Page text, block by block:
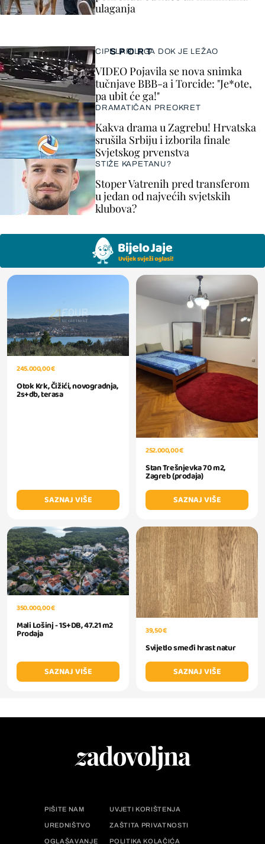
SPORT
CIPELARILI GA DOK JE LEŽAO
VIDEO Pojavila se nova snimka
tučnjave BBB-a i Torcide: "Je*ote,
pa ubit će ga!"
DRAMATIČAN PREOKRET
Kakva drama u Zagrebu! Hrvatska
srušila Srbiju i izborila finale
Svjetskog prvenstva
STIŽE KAPETANU?
Stoper Vatrenih pred transferom
u jedan od najvećih svjetskih
klubova?
ulaganja
245.000,00 €
Otok Krk, Čižići, novogradnja,
2s+db, terasa
SAZNAJ VIŠE
252.000,00 €
Stan Trešnjevka 70 m2,
Zagreb (prodaja)
SAZNAJ VIŠE
350.000,00 €
Mali Lošinj - 1S+DB, 47.21 m2
Prodaja
SAZNAJ VIŠE
39,50 €
Svijetlo smeđi hrast natur
SAZNAJ VIŠE
PIŠITE NAM UVJETI KORIŠTENJA
UREDNIŠTVO ZAŠTITA PRIVATNOSTI
OGLAŠAVANJE POLITIKA KOLAČIĆA